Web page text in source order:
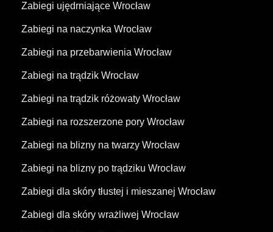
Zabiegi ujędrniające Wrocław
Zabiegi na naczynka Wrocław
Zabiegi na przebarwienia Wrocław
Zabiegi na trądzik Wrocław
Zabiegi na trądzik różowaty Wrocław
Zabiegi na rozszerzone pory Wrocław
Zabiegi na blizny na twarzy Wrocław
Zabiegi na blizny po trądziku Wrocław
Zabiegi dla skóry tłustej i mieszanej Wrocław
Zabiegi dla skóry wrażliwej Wrocław